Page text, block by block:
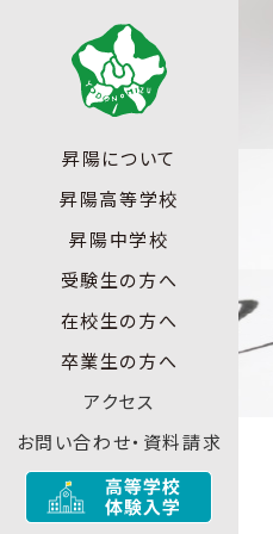
昇陽について
昇陽高等学校
昇陽中学校
受験生の方へ
在校生の方へ
卒業生の方へ
アクセス
お問い合わせ・資料請求